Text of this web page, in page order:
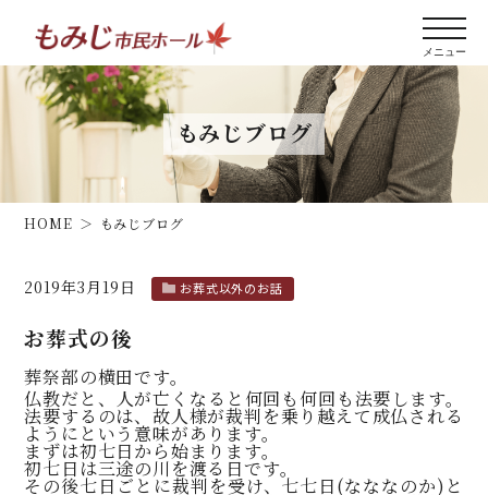
もみじブログ
HOME もみじブログ
2019年3月19日 お葬式以外のお話
お葬式の後
葬祭部の横田です。
仏教だと、人が亡くなると何回も何回も法要します。
法要するのは、故人様が裁判を乗り越えて成仏される
ようにという意味があります。
まずは初七日から始まります。
初七日は三途の川を渡る日です。
その後七日ごとに裁判を受け、七七日(なななのか)と